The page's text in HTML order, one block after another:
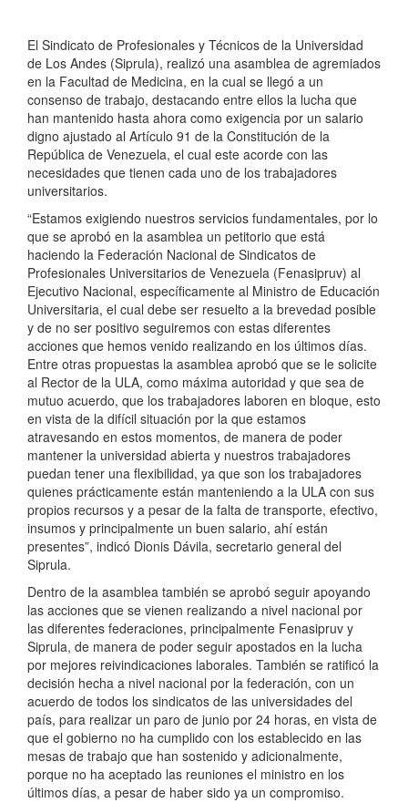
El Sindicato de Profesionales y Técnicos de la Universidad
de Los Andes (Siprula), realizó una asamblea de agremiados
en la Facultad de Medicina, en la cual se llegó a un
consenso de trabajo, destacando entre ellos la lucha que
han mantenido hasta ahora como exigencia por un salario
digno ajustado al Artículo 91 de la Constitución de la
República de Venezuela, el cual este acorde con las
necesidades que tienen cada uno de los trabajadores
universitarios.
“Estamos exigiendo nuestros servicios fundamentales, por lo
que se aprobó en la asamblea un petitorio que está
haciendo la Federación Nacional de Sindicatos de
Profesionales Universitarios de Venezuela (Fenasipruv) al
Ejecutivo Nacional, específicamente al Ministro de Educación
Universitaria, el cual debe ser resuelto a la brevedad posible
y de no ser positivo seguiremos con estas diferentes
acciones que hemos venido realizando en los últimos días.
Entre otras propuestas la asamblea aprobó que se le solicite
al Rector de la ULA, como máxima autoridad y que sea de
mutuo acuerdo, que los trabajadores laboren en bloque, esto
en vista de la difícil situación por la que estamos
atravesando en estos momentos, de manera de poder
mantener la universidad abierta y nuestros trabajadores
puedan tener una flexibilidad, ya que son los trabajadores
quienes prácticamente están manteniendo a la ULA con sus
propios recursos y a pesar de la falta de transporte, efectivo,
insumos y principalmente un buen salario, ahí están
presentes”, indicó Dionis Dávila, secretario general del
Siprula.
Dentro de la asamblea también se aprobó seguir apoyando
las acciones que se vienen realizando a nivel nacional por
las diferentes federaciones, principalmente Fenasipruv y
Siprula, de manera de poder seguir apostados en la lucha
por mejores reivindicaciones laborales. También se ratificó la
decisión hecha a nivel nacional por la federación, con un
acuerdo de todos los sindicatos de las universidades del
país, para realizar un paro de junio por 24 horas, en vista de
que el gobierno no ha cumplido con los establecido en las
mesas de trabajo que han sostenido y adicionalmente,
porque no ha aceptado las reuniones el ministro en los
últimos días, a pesar de haber sido ya un compromiso.